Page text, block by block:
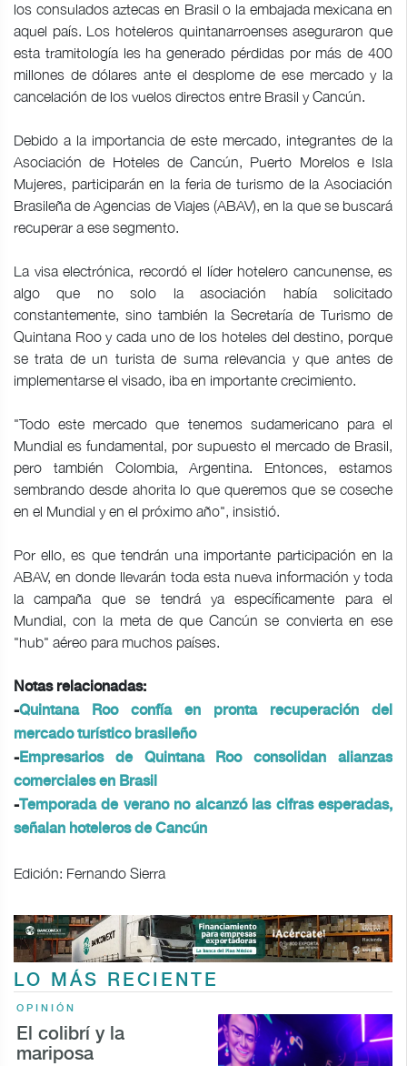
los consulados aztecas en Brasil o la embajada mexicana en
aquel país. Los hoteleros quintanarroenses aseguraron que
esta tramitología les ha generado pérdidas por más de 400
millones de dólares ante el desplome de ese mercado y la
cancelación de los vuelos directos entre Brasil y Cancún.
Debido a la importancia de este mercado, integrantes de la
Asociación de Hoteles de Cancún, Puerto Morelos e Isla
Mujeres, participarán en la feria de turismo de la Asociación
Brasileña de Agencias de Viajes (ABAV), en la que se buscará
recuperar a ese segmento.
La visa electrónica, recordó el líder hotelero cancunense, es
algo que no solo la asociación había solicitado
constantemente, sino también la Secretaría de Turismo de
Quintana Roo y cada uno de los hoteles del destino, porque
se trata de un turista de suma relevancia y que antes de
implementarse el visado, iba en importante crecimiento.
"Todo este mercado que tenemos sudamericano para el
Mundial es fundamental, por supuesto el mercado de Brasil,
pero también Colombia, Argentina. Entonces, estamos
sembrando desde ahorita lo que queremos que se coseche
en el Mundial y en el próximo año", insistió.
Por ello, es que tendrán una importante participación en la
ABAV, en donde llevarán toda esta nueva información y toda
la campaña que se tendrá ya específicamente para el
Mundial, con la meta de que Cancún se convierta en ese
"hub" aéreo para muchos países.
Notas relacionadas:
-Quintana Roo confía en pronta recuperación del
mercado turístico brasileño
-Empresarios de Quintana Roo consolidan alianzas
comerciales en Brasil
-Temporada de verano no alcanzó las cifras esperadas,
señalan hoteleros de Cancún
Edición: Fernando Sierra
LO MÁS RECIENTE
OPINIÓN
El colibrí y la
mariposa